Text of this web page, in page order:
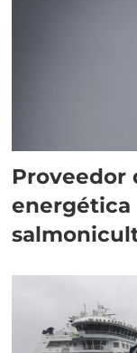
Proveedor
energética